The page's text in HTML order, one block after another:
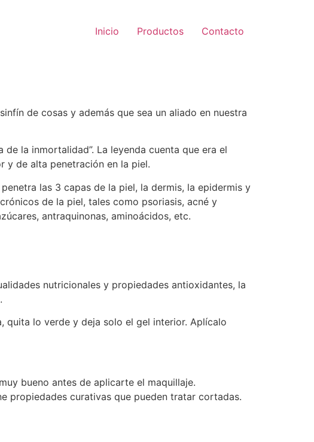
Inicio Productos Contacto
de cosas y además que sea un aliado en nuestra
la inmortalidad”. La leyenda cuenta que era el
y de alta penetración en la piel.
las 3 capas de la piel, la dermis, la epidermis y
de la piel, tales como psoriasis, acné y
antraquinonas, aminoácidos, etc.
nutricionales y propiedades antioxidantes, la
quita lo verde y deja solo el gel interior. Aplícalo
bueno antes de aplicarte el maquillaje.
propiedades curativas que pueden tratar cortadas.